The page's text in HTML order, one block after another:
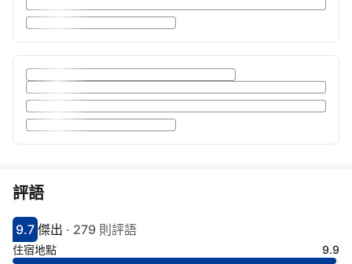
評語
分數9.7分
9.7
評比傑出
傑出 · 279 則評語
住宿地點
9.9